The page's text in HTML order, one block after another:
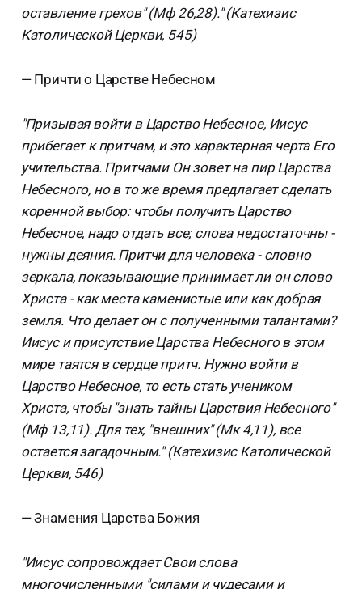
оставление грехов" (Мф 26,28)." (Катехизис
Католической Церкви, 545)
— Причти о Царстве Небесном
"Призывая войти в Царство Небесное, Иисус
прибегает к притчам, и это характерная черта Его
учительства. Притчами Он зовет на пир Царства
Небесного, но в то же время предлагает сделать
коренной выбор: чтобы получить Царство
Небесное, надо отдать все; слова недостаточны -
нужны деяния. Притчи для человека - словно
зеркала, показывающие принимает ли он слово
Христа - как места каменистые или как добрая
земля. Что делает он с полученными талантами?
Иисус и присутствие Царства Небесного в этом
мире таятся в сердце притч. Нужно войти в
Царство Небесное, то есть стать учеником
Христа, чтобы "знать тайны Царствия Небесного"
(Мф 13,11). Для тех, "внешних" (Мк 4,11), все
остается загадочным." (Катехизис Католической
Церкви, 546)
— Знамения Царства Божия
"Иисус сопровождает Свои слова
многочисленными "силами и чудесами и